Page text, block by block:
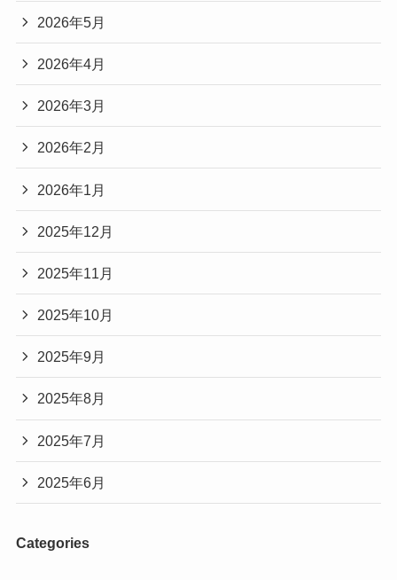
2026年5月
2026年4月
2026年3月
2026年2月
2026年1月
2025年12月
2025年11月
2025年10月
2025年9月
2025年8月
2025年7月
2025年6月
Categories